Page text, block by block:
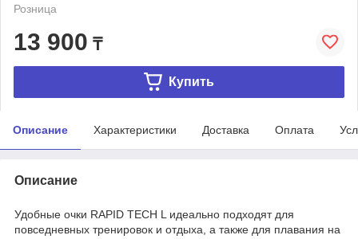
Розница
13 900 ₸
Купить
Описание Характеристики Доставка Оплата
Описание
Удобные очки RAPID TECH L идеально подходят для
повседневных тренировок и отдыха, а также для плавания на